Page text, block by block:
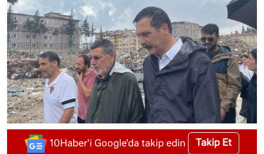
10Haber'i Google'da takip edin Takip Et